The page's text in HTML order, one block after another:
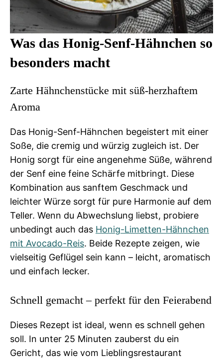
Was das Honig-Senf-Hähnchen so
besonders macht
Zarte Hähnchenstücke mit süß-herzhaftem
Aroma
Das Honig-Senf-Hähnchen begeistert mit einer
Soße, die cremig und würzig zugleich ist. Der
Honig sorgt für eine angenehme Süße, während
der Senf eine feine Schärfe mitbringt. Diese
Kombination aus sanftem Geschmack und
leichter Würze sorgt für pure Harmonie auf dem
Teller. Wenn du Abwechslung liebst, probiere
unbedingt auch das Honig-Limetten-Hähnchen
mit Avocado-Reis. Beide Rezepte zeigen, wie
vielseitig Geflügel sein kann – leicht, aromatisch
und einfach lecker.
Schnell gemacht – perfekt für den Feierabend
Dieses Rezept ist ideal, wenn es schnell gehen
soll. In unter 25 Minuten zauberst du ein
Gericht, das wie vom Lieblingsrestaurant